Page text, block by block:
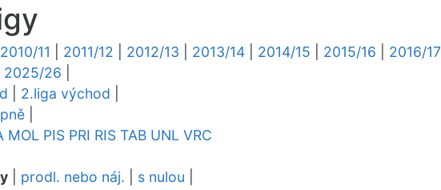
2010/11 2011/12 2012/13 2013/14 2014/15 2015/16 2016/17
2025/26
2.liga východ
MOL PIS PRI RIS TAB UNL VRC
prodl. nebo náj. s nulou